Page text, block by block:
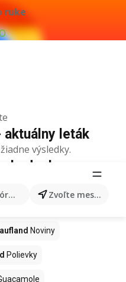
ruke
produkty... Zvoľte mesto
aktuálny leták
výsledky.
Noviny
Polievky